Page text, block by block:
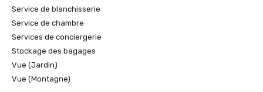
Service de blanchisserie
Service de chambre
Services de conciergerie
Stockage des bagages
Vue (Jardin)
Vue (Montagne)